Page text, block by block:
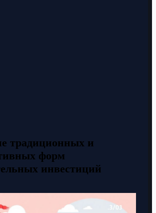
традиционных и
форм
инвестиций